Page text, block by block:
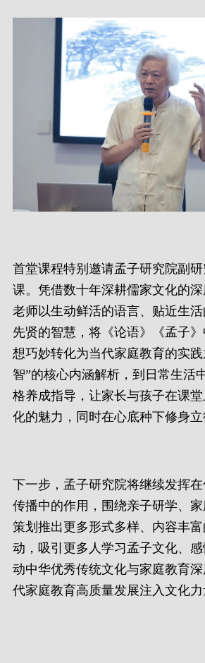
首堂课程特别邀请孟子研究院副
课。凭借数十年深耕儒家文化的
老师以生动鲜活的语言、贴近生
先贤的智慧，将《论语》《孟子
想巧妙转化为当代家庭教育的实
智”的核心内涵解析，到日常生活
格养成指导，让家长与孩子在课
化的魅力，同时在心底种下修身立
下一步，孟子研究院将继续发挥
传播中的作用，围绕亲子研学、家
策划推出更多形式多样、内容丰
动，吸引更多人学习孟子文化、
动中华优秀传统文化与家庭教育
代家庭教育高质量发展注入文化力